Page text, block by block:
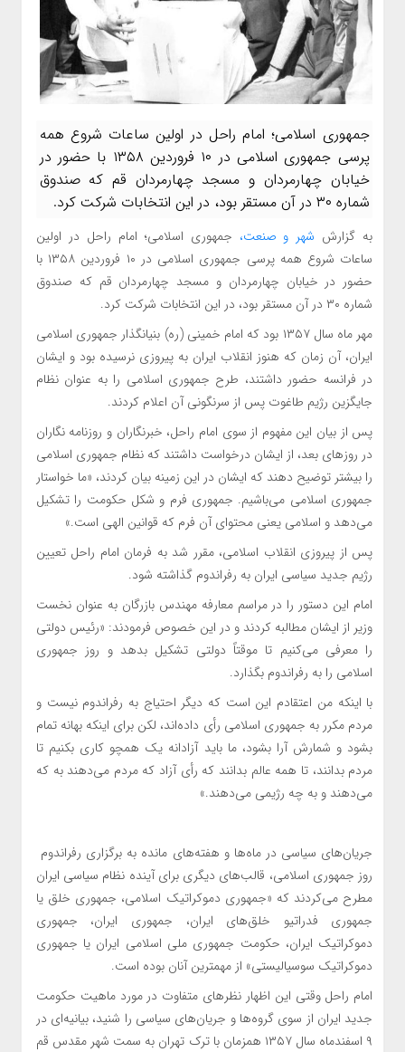
جمهوری اسلامی؛ امام راحل در اولین ساعات شروع همه
پرسی جمهوری اسلامی در ۱۰ فروردین ۱۳۵۸ با حضور در
خیابان چهارمردان و مسجد چهارمردان قم که صندوق
شماره ۳۰ در آن مستقر بود، در این انتخابات شرکت کرد.
به گزارش شهر و صنعت، جمهوری اسلامی؛ امام راحل در اولین
ساعات شروع همه پرسی جمهوری اسلامی در ۱۰ فروردین ۱۳۵۸ با
حضور در خیابان چهارمردان و مسجد چهارمردان قم که صندوق
شماره ۳۰ در آن مستقر بود، در این انتخابات شرکت کرد.
مهر ماه سال ۱۳۵۷ بود که امام خمینی (ره) بنیانگذار جمهوری اسلامی
ایران، آن زمان که هنوز انقلاب ایران به پیروزی نرسیده بود و ایشان
در فرانسه حضور داشتند، طرح جمهوری اسلامی را به عنوان نظام
جایگزین رژیم طاغوت پس از سرنگونی آن اعلام کردند.
پس از بیان این مفهوم از سوی امام راحل، خبرنگاران و روزنامه نگاران
در روزهای بعد، از ایشان درخواست داشتند که نظام جمهوری اسلامی
را بیشتر توضیح دهند که ایشان در این زمینه بیان کردند، «ما خواستار
جمهوری اسلامی می‌باشیم. جمهوری فرم و شکل حکومت را تشکیل
می‌دهد و اسلامی یعنی محتوای آن فرم که قوانین الهی است.»
پس از پیروزی انقلاب اسلامی، مقرر شد به فرمان امام راحل تعیین
رژیم جدید سیاسی ایران به رفراندوم گذاشته شود.
امام این دستور را در مراسم معارفه مهندس بازرگان به عنوان نخست
وزیر از ایشان مطالبه کردند و در این خصوص فرمودند: «رئیس دولتی
را معرفی می‌کنیم تا موقتاً دولتی تشکیل بدهد و روز جمهوری
اسلامی را به رفراندوم بگذارد.
با اینکه من اعتقادم این است که دیگر احتیاج به رفراندوم نیست و
مردم مکرر به جمهوری اسلامی رأی داده‌اند، لکن برای اینکه بهانه تمام
بشود و شمارش آرا بشود، ما باید آزادانه یک همچو کاری بکنیم تا
مردم بدانند، تا همه عالم بدانند که رأی آزاد که مردم می‌دهند به که
می‌دهند و به چه رژیمی می‌دهند.»
جریان‌های سیاسی در ماه‌ها و هفته‌های مانده به برگزاری رفراندوم
روز جمهوری اسلامی، قالب‌های دیگری برای آینده نظام سیاسی ایران
مطرح می‌کردند که «جمهوری دموکراتیک اسلامی، جمهوری خلق یا
جمهوری فدراتیو خلق‌های ایران، جمهوری ایران، جمهوری
دموکراتیک ایران، حکومت جمهوری ملی اسلامی ایران یا جمهوری
دموکراتیک سوسیالیستی» از مهمترین آنان بوده است.
امام راحل وقتی این اظهار نظرهای متفاوت در مورد ماهیت حکومت
جدید ایران از سوی گروه‌ها و جریان‌های سیاسی را شنید، بیانیه‌ای در
۹ اسفندماه سال ۱۳۵۷ همزمان با ترک تهران به سمت شهر مقدس قم